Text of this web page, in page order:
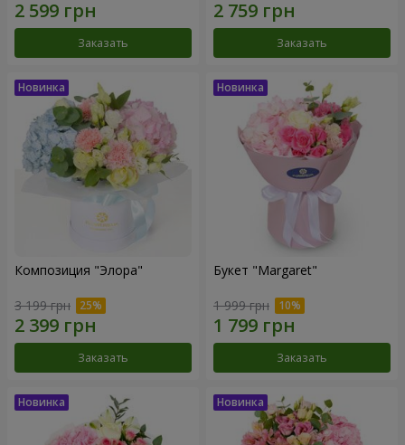
Заказать Заказать
Композиция "Элора"
3 199 грн
Заказать
Букет "Margaret"
1 999 грн
Заказать